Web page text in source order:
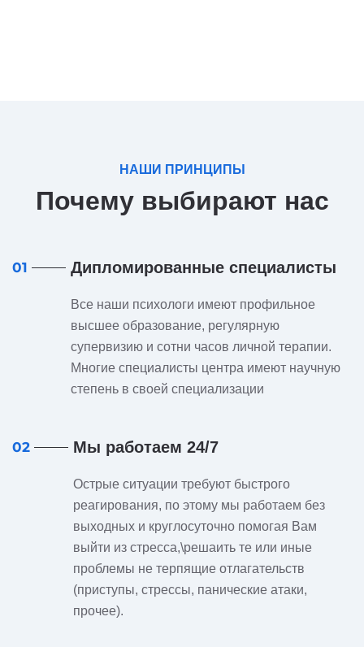
НАШИ ПРИНЦИПЫ
Почему выбирают нас
01 Дипломированные специалисты
Все наши психологи имеют профильное
высшее образование, регулярную
супервизию и сотни часов личной терапии.
Многие специалисты центра имеют научную
степень в своей специализации
02 Мы работаем 24/7
Острые ситуации требуют быстрого
реагирования, по этому мы работаем без
выходных и круглосуточно помогая Вам
выйти из стресса,\решаить те или иные
проблемы не терпящие отлагательств
(приступы, стрессы, панические атаки,
прочее).